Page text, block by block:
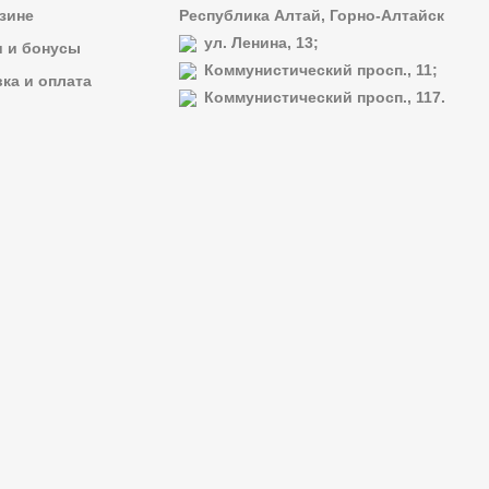
и бонусы
и оплата
Республика Алтай, Горно-Алтайск
ул. Ленина, 13;
Коммунистический просп., 11;
Коммунистический просп., 117.